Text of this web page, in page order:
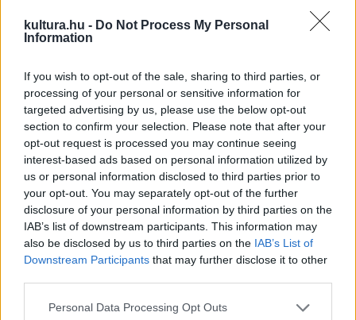
kultura.hu - Do Not Process My Personal
Information
If you wish to opt-out of the sale, sharing to third parties, or
processing of your personal or sensitive information for
targeted advertising by us, please use the below opt-out
section to confirm your selection. Please note that after your
opt-out request is processed you may continue seeing
interest-based ads based on personal information utilized by
us or personal information disclosed to third parties prior to
your opt-out. You may separately opt-out of the further
disclosure of your personal information by third parties on the
IAB’s list of downstream participants. This information may
also be disclosed by us to third parties on the IAB’s List of
Downstream Participants that may further disclose it to other
Please note that this website/app uses one or more Google
Personal Data Processing Opt Outs